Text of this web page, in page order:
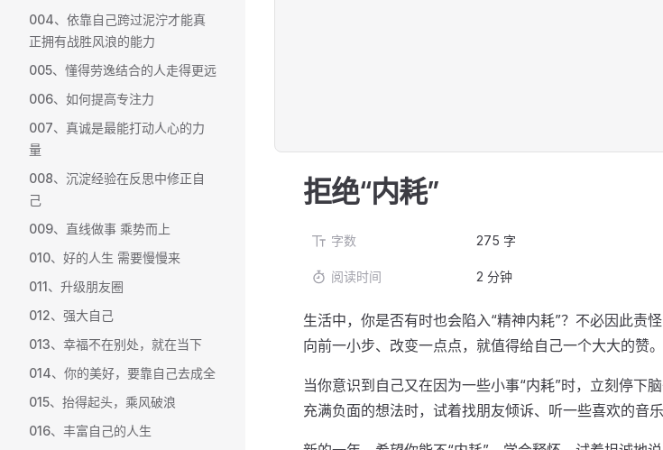
004、依靠自己跨过泥泞才能真
正拥有战胜风浪的能力
005、懂得劳逸结合的人走得更远
006、如何提高专注力
007、真诚是最能打动人心的力
量
008、沉淀经验在反思中修正自
己
009、直线做事 乘势而上
010、好的人生 需要慢慢来
011、升级朋友圈
012、强大自己
013、幸福不在别处，就在当下
014、你的美好，要靠自己去成全
015、抬得起头，乘风破浪
016、丰富自己的人生
拒绝“内耗”
字数 275 字
阅读时间 2 分钟
生活中，你是否有时也会陷入“精神内耗”？不必因此责
向前一小步、改变一点点，就值得给自己一个大大的赞。
当你意识到自己又在因为一些小事“内耗”时，立刻停下
充满负面的想法时，试着找朋友倾诉、听一些喜欢的音